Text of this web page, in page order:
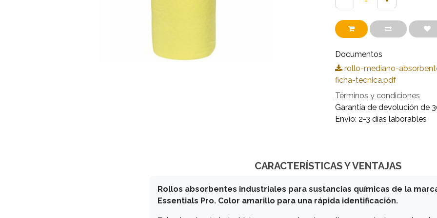
Documentos
rollo-mediano-
ficha-tecnica.pdf
Términos y condiciones
Garantía de devolución de
Envío: 2-3 días laborables
CARACTERÍSTICAS Y VENTAJAS
Rollos absorbentes industriales para sustancias químicas de la
Essentials Pro. Color amarillo para una rápida identificación.